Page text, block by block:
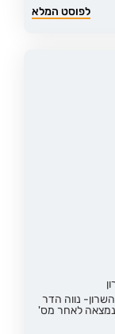
לפוסט המלא
נווה הדר
נמצאה לאחר מס'